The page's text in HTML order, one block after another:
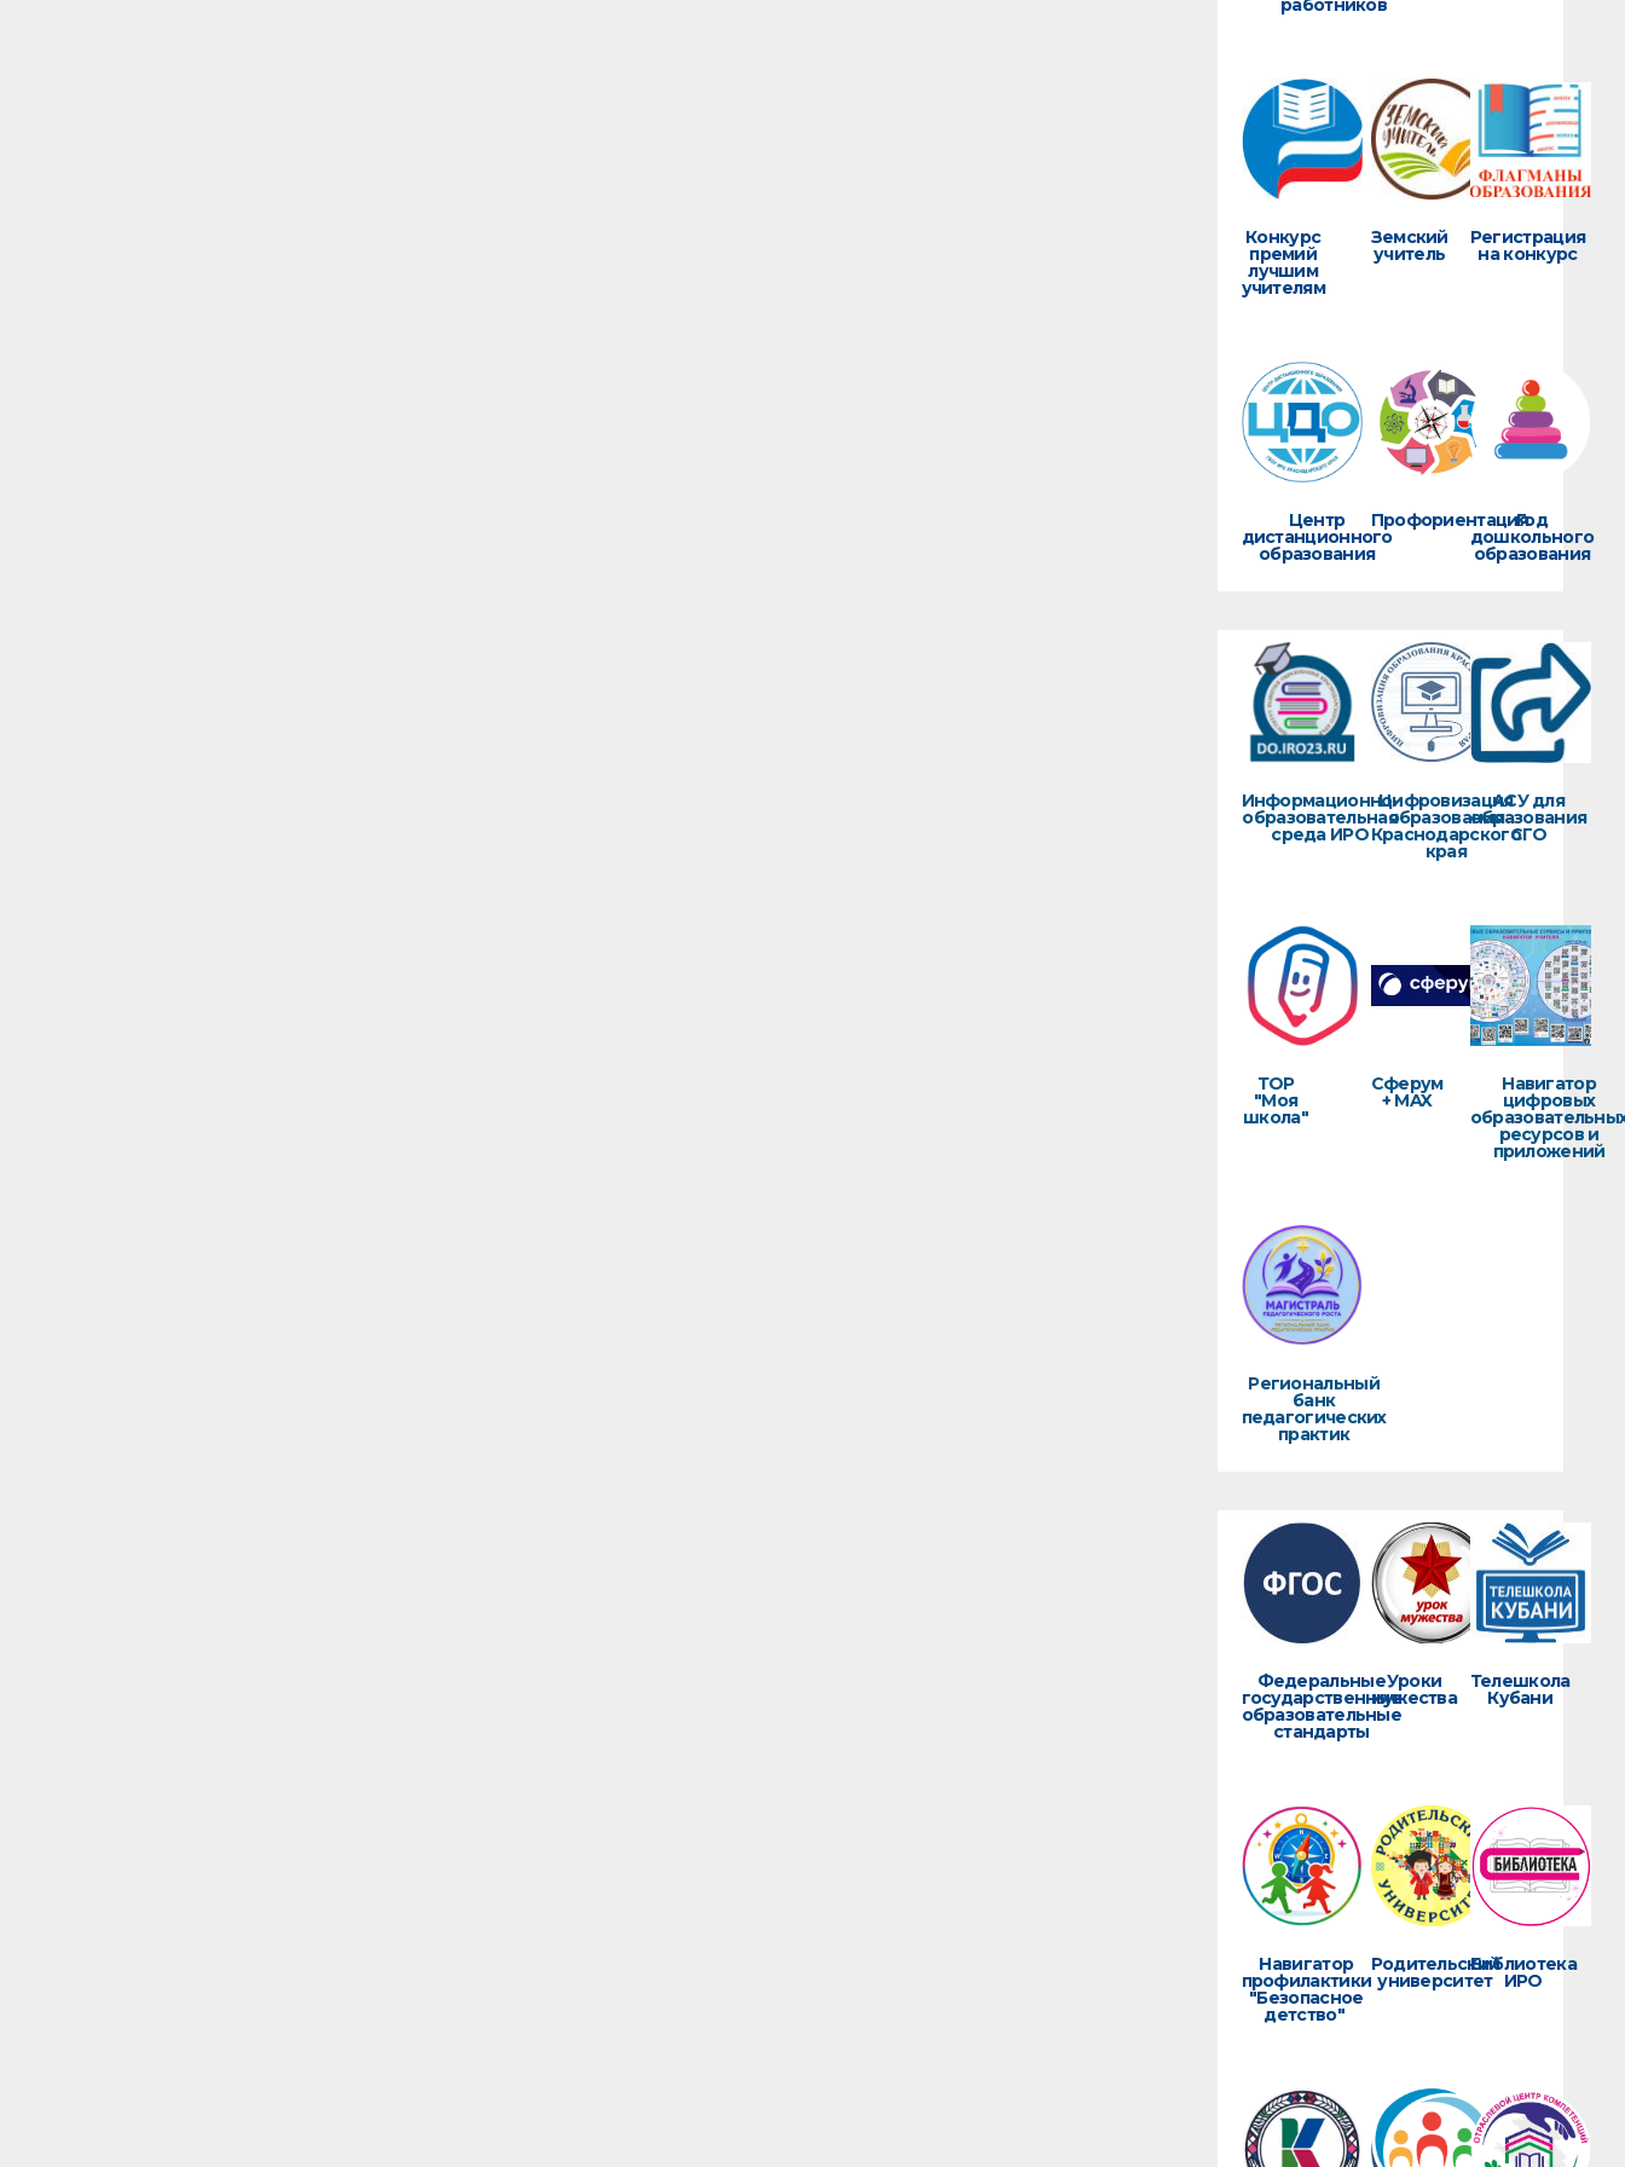
работников
Конкурс
премий
лучшим
учителям
Земский
учитель
Регистрация
на конкурс
Центр
дистанционного
образования
ПрофориентацияГод
дошкольного
образования
Информационно-
образовательная
среда ИРО
Цифровизация
образования
Краснодарского
края
АСУ для
образования
СГО
ТОР
"Моя
школа"
Сферум
+ MAX
Навигатор
цифровых
ресурсов и
приложений
Региональный
банк
педагогических
практик
Федеральные
государственные
образовательные
стандарты
Уроки
мужества
Телешкола
Кубани
Навигатор
профилактики
"Безопасное
детство"
Родительский
университет
Библиотека
ИРО